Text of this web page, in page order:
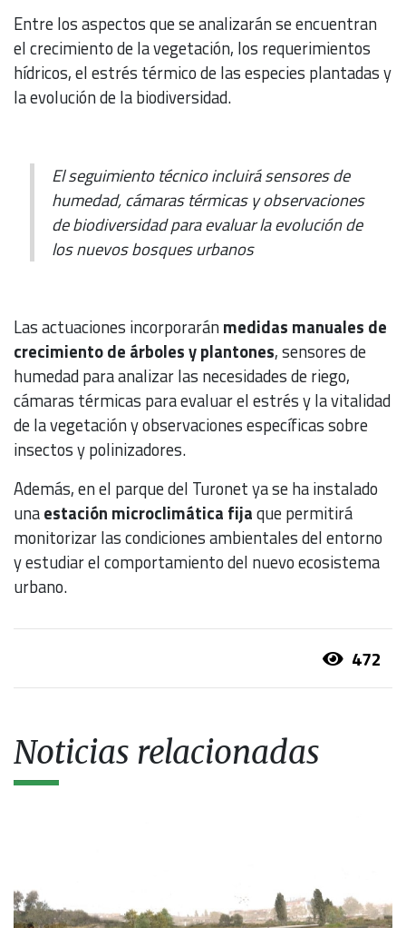
Entre los aspectos que se analizarán se encuentran
el crecimiento de la vegetación, los requerimientos
hídricos, el estrés térmico de las especies plantadas y
la evolución de la biodiversidad.
El seguimiento técnico incluirá sensores de
humedad, cámaras térmicas y observaciones
de biodiversidad para evaluar la evolución de
los nuevos bosques urbanos
Las actuaciones incorporaránmedidas manuales de
crecimiento de árboles y plantones, sensores de
humedad para analizar las necesidades de riego,
cámaras térmicas para evaluar el estrés y la vitalidad
de la vegetación y observaciones específicas sobre
insectos y polinizadores.
Además, en el parque del Turonet ya se ha instalado
unaestación microclimática fijaque permitirá
monitorizar las condiciones ambientales del entorno
y estudiar el comportamiento del nuevo ecosistema
urbano.
472
Noticias relacionadas